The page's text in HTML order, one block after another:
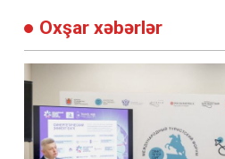
Oxşar xəbərlər